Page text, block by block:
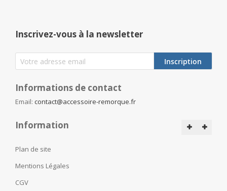
Inscrivez-vous à la newsletter
Inscription
Informations de contact
Email: contact@accessoire-remorque.fr
Information
Plan de site
Mentions Légales
CGV